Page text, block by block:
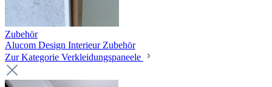
Zubehör
Alucom Design Interieur Zubehör
Zur Kategorie Verkleidungspaneele